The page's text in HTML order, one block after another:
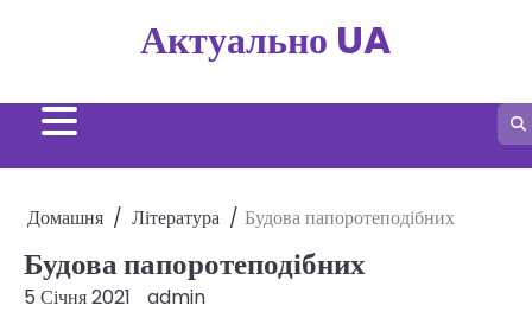
Актуально UA
Домашня Література Будова папоротеподібних
Будова папоротеподібних
5 Січня 2021 admin